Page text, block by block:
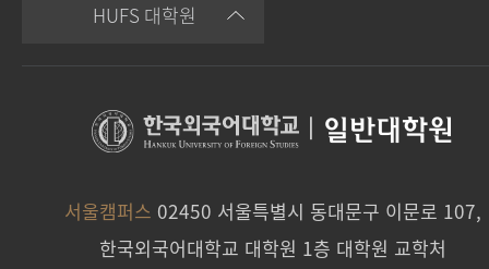
HUFS 대학원
일반대학원
서울캠퍼스 02450 서울특별시 동대문구 이문로 107,
한국외국어대학교 대학원 1층 대학원 교학처